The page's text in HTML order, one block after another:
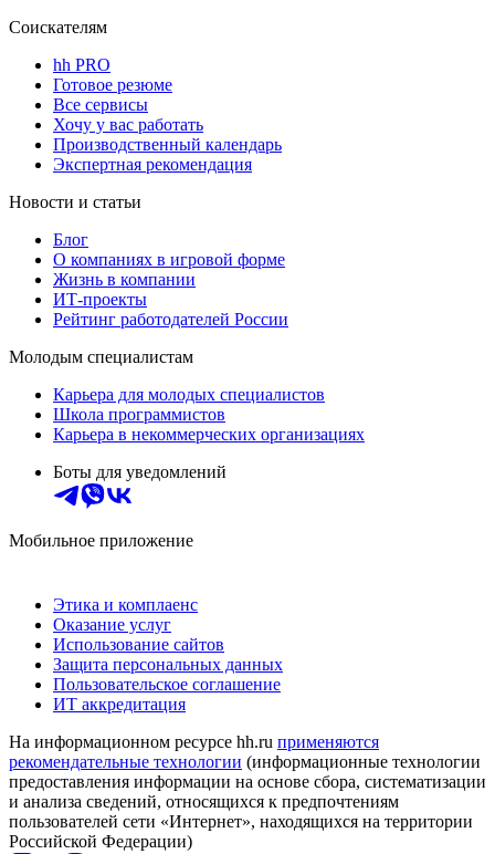
Соискателям
hh PRO
Готовое резюме
Все сервисы
Хочу у вас работать
Производственный календарь
Экспертная рекомендация
Новости и статьи
Блог
О компаниях в игровой форме
Жизнь в компании
ИТ-проекты
Рейтинг работодателей России
Молодым специалистам
Карьера для молодых специалистов
Школа программистов
Карьера в некоммерческих организациях
Боты для уведомлений
Мобильное приложение
Этика и комплаенс
Оказание услуг
Использование сайтов
Защита персональных данных
Пользовательское соглашение
ИТ аккредитация
На информационном ресурсе hh.ru применяются
рекомендательные технологии (информационные технологии
предоставления информации на основе сбора, систематизации
и анализа сведений, относящихся к предпочтениям
пользователей сети «Интернет», находящихся на территории
Российской Федерации)